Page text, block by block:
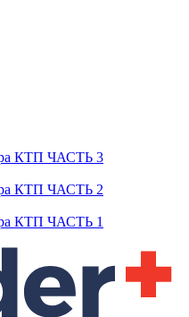
КТП ЧАСТЬ 3
КТП ЧАСТЬ 2
КТП ЧАСТЬ 1